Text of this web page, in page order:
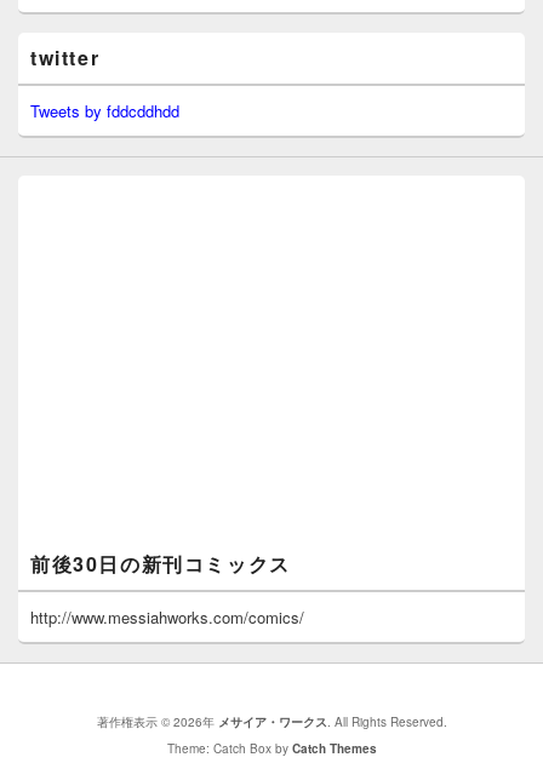
twitter
Tweets by fddcddhdd
前後30日の新刊コミックス
http://www.messiahworks.com/comics/
著作権表示 © 2026年 メサイア・ワークス. All Rights Reserved.
Theme: Catch Box by Catch Themes